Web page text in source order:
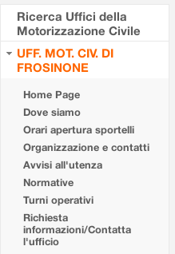
Ricerca Uffici della
Motorizzazione Civile
UFF. MOT. CIV. DI
FROSINONE
Home Page
Dove siamo
Orari apertura sportelli
Organizzazione e contatti
Avvisi all'utenza
Normative
Turni operativi
Richiesta
informazioni/Contatta
l'ufficio